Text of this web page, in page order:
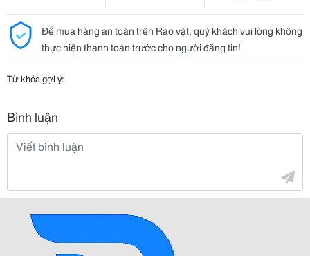
Để mua hàng an toàn trên Rao vặt, quý khách vui lòng không
thực hiện thanh toán trước cho người đăng tin!
Từ khóa gợi ý:
Bình luận